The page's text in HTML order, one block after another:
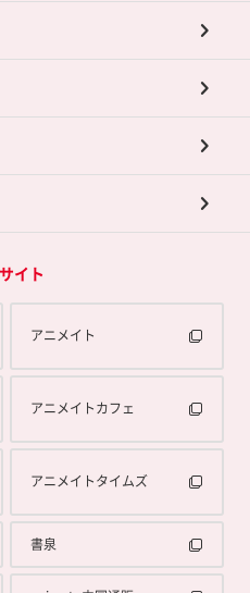
イト
アニメイト
アニメイトカフェ
アニメイトタイムズ
書泉